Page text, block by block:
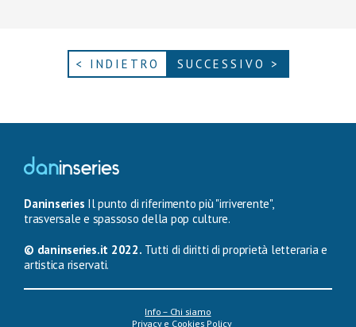
< INDIETRO SUCCESSIVO >
Daninseries Il punto di riferimento più "irriverente",
trasversale e spassoso della pop culture.
© daninseries.it 2022. Tutti di diritti di proprietà letteraria e
artistica riservati.
Info – Chi siamo
Privacy e Cookies Policy